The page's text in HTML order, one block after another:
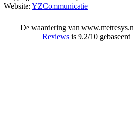
Website: YZCommunicatie
De waardering van
Reviewsis 9.2/10 gebaseerd